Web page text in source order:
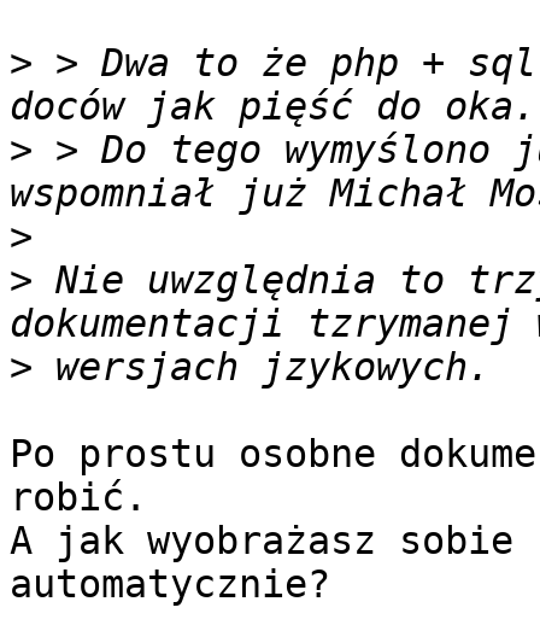
> > Dwa to że php +
> > Do tego
>
> Nie uwzględnia to
>
Po prostu osobne
robić.
A jak wyobrażasz
automatycznie?